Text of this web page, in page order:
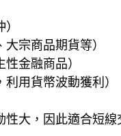
大宗商品期貨等）
性金融商品）
利用貨幣波動獲利）
大，因此適合短線